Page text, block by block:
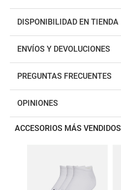
DISPONIBILIDAD EN TIENDA
ENVÍOS Y DEVOLUCIONES
PREGUNTAS FRECUENTES
OPINIONES
ACCESORIOS MÁS VENDIDOS